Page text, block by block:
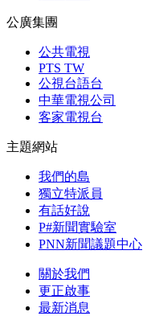
公廣集團
公共電視
PTS TW
公視台語台
中華電視公司
客家電視台
主題網站
我們的島
獨立特派員
有話好說
P#新聞實驗室
PNN新聞議題中心
關於我們
更正啟事
最新消息